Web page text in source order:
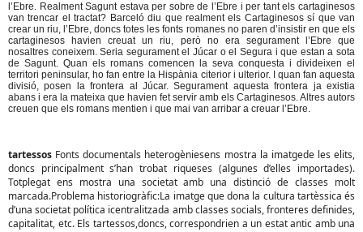
l’Ebre. Realment Sagunt estava per sobre de l’Ebre i per tant els cartaginesos
van trencar el tractat? Barceló diu que realment els Cartaginesos sí que van
crear un riu, l’Ebre, doncs totes les fonts romanes no paren d’insistir en que els
cartaginesos havien creuat un riu, però no era segurament l’Ebre que
nosaltres coneixem. Seria segurament el Júcar o el Segura i que estan a sota
de Sagunt. Quan els romans comencen la seva conquesta i divideixen el
territori peninsular, ho fan entre la Hispània citerior i ulterior. I quan fan aquesta
divisió, posen la frontera al Júcar. Segurament aquesta frontera ja existia
abans i era la mateixa que havien fet servir amb els Cartaginesos. Altres autors
creuen que els romans mentien i que mai van arribar a creuar l’Ebre.
tartessos Fonts documentals heterogèniesens mostra la imatgede les elits,
doncs principalment s’han trobat riqueses (algunes d’elles importades).
Totplegat ens mostra una societat amb una distinció de classes molt
marcada.Problema historiogràfic:La imatge que dona la cultura tartèssica és
d’una societat política icentralitzada amb classes socials, fronteres definides,
capitalitat, etc. Els tartessos,doncs, correspondrien a un estat antic amb una